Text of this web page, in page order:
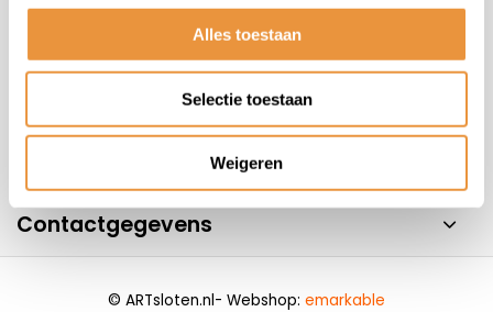
Alles toestaan
Selectie toestaan
Weigeren
Handige pagina's
Contactgegevens
© ARTsloten.nl- Webshop: emarkable